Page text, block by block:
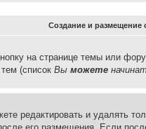
Создание и размещение
на странице темы или
(список Вы можете
редактировать и удалять